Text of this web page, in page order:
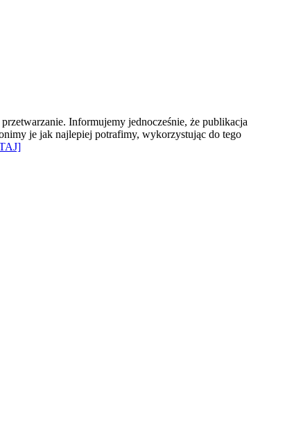
Informujemy jednocześnie, że publikacja
je jak najlepiej potrafimy, wykorzystując do tego